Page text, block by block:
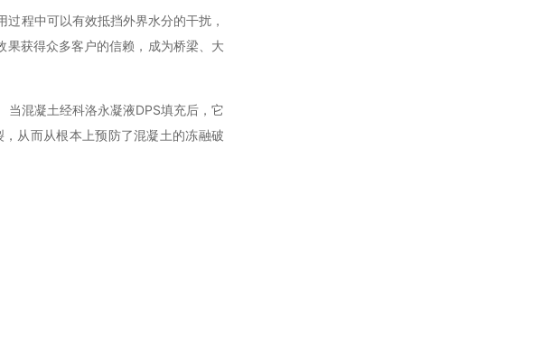
程中可以有效抵挡外界水分的干扰，
果获得众多客户的信赖，成为桥梁、大
当混凝土经科洛永凝液DPS填充后，它
从而从根本上预防了混凝土的冻融破